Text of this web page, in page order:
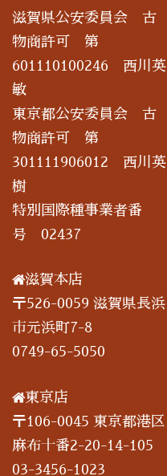
滋賀県公安委員会 古
物商許可 第
601110100246 西川英
敏
東京都公安委員会 古
物商許可 第
301111906012 西川英
樹
特別国際種事業者番
号 02437
滋賀本店
〒526-0059 滋賀県長浜
市元浜町7-8
0749-65-5050
東京店
〒106-0045 東京都港区
麻布十番2-20-14-105
03-3456-1023